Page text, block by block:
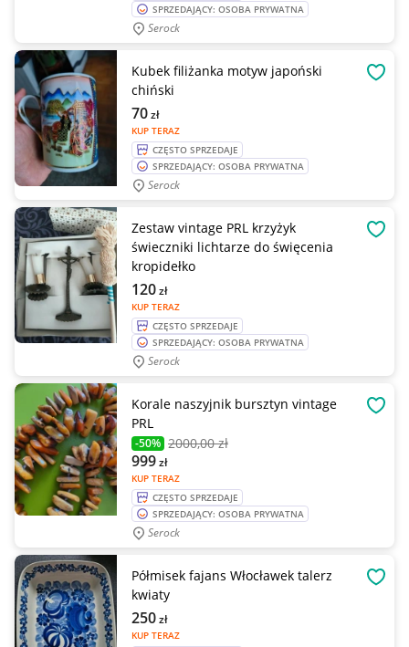
SPRZEDAJĄCY: OSOBA PRYWATNA
Serock
Kubek filiżanka motyw japoński
chiński
KUP TERAZ
70zł
CZĘSTO SPRZEDAJE
SPRZEDAJĄCY: OSOBA PRYWATNA
Serock
Zestaw vintage PRL krzyżyk
świeczniki lichtarze do święcenia
kropidełko
KUP TERAZ
120zł
CZĘSTO SPRZEDAJE
SPRZEDAJĄCY: OSOBA PRYWATNA
Serock
Korale naszyjnik bursztyn vintage
PRL
-50% 2000,00 zł
KUP TERAZ
999zł
CZĘSTO SPRZEDAJE
SPRZEDAJĄCY: OSOBA PRYWATNA
Serock
Półmisek fajans Włocławek talerz
kwiaty
KUP TERAZ
250zł